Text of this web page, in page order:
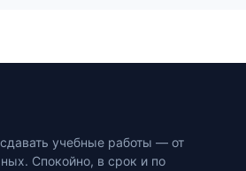
учебные работы — от
Спокойно, в срок и по